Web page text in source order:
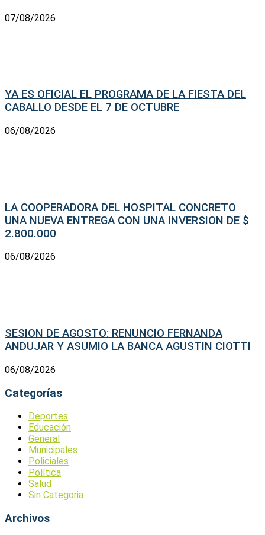
07/08/2026
YA ES OFICIAL EL PROGRAMA DE LA FIESTA DEL
CABALLO DESDE EL 7 DE OCTUBRE
06/08/2026
LA COOPERADORA DEL HOSPITAL CONCRETO
UNA NUEVA ENTREGA CON UNA INVERSION DE $
2.800.000
06/08/2026
SESION DE AGOSTO: RENUNCIO FERNANDA
ANDUJAR Y ASUMIO LA BANCA AGUSTIN CIOTTI
06/08/2026
Categorías
Deportes
Educación
General
Municipales
Policiales
Política
Salud
Sin Categoria
Archivos